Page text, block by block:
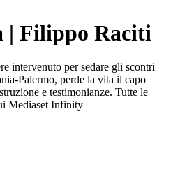
| Filippo Raciti
intervenuto per sedare gli scontri
Palermo, perde la vita il capo
e testimonianze. Tutte le
Mediaset Infinity